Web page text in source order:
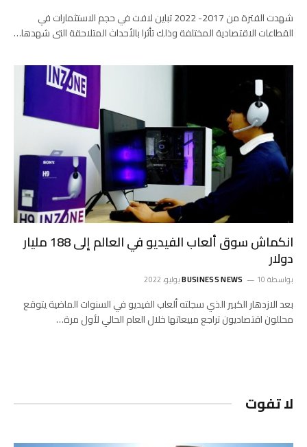
شهدت الفترة من 2017- 2022 تباين لافت في حجم الاستثمارات في
القطاعات الاقتصادية المختلفة وذلك تأثرا بالأحداث المتلاحقة التى شهدها…
انكماش سوق ألعاب الفيديو في العالم إلى 188 مليار
دولار
بواسطة BUSINESS NEWS 10 يوليو، 2022
بعد الازدهار الكبير الذي سجلته ألعاب الفيديو في السنوات الماضية يتوقع
محللون اقتصاديون تراجع مبيعاتها خلال العام الحالي لأول مرة…
لا تفوت